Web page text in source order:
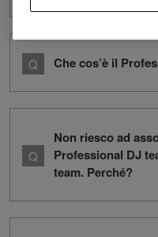
Che cos’è il
Non riesco ad
Professional DJ
team. Perché?